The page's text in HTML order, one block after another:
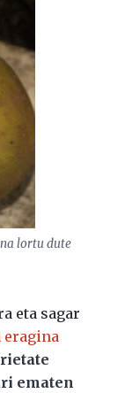
lortu dute
eta sagar
eragina
ematen